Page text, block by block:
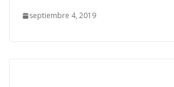
septiembre 4, 2019